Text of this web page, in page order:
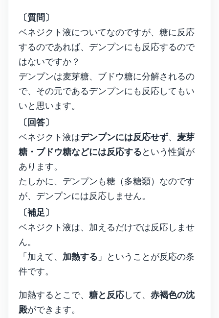
〔質問〕
ベネジクト液についてなのですが、糖に反応
するのであれば、デンプンにも反応するので
はないですか？
デンプンは麦芽糖、ブドウ糖に分解されるの
で、その元であるデンプンにも反応してもい
いと思います。
〔回答〕
ベネジクト液はデンプンには反応せず、 麦芽
糖・ブドウ糖などには反応するという性質が
あります。
たしかに、デンプンも糖（多糖類）なのです
が、デンプンには反応しません。
〔補足〕
ベネジクト液は、加えるだけでは反応しませ
ん。
「加えて、 加熱する 」ということが反応の条
件です。
加熱するとこで、 糖と反応して、 赤褐色の沈
殿ができます。